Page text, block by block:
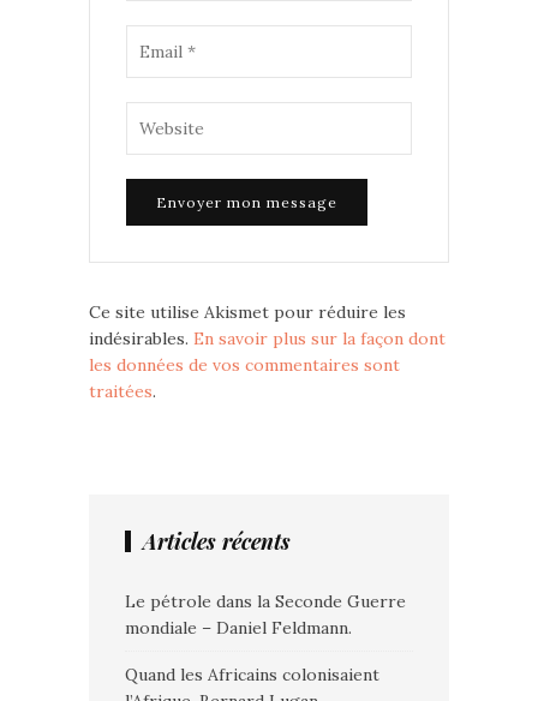
Ce site utilise Akismet pour réduire les
indésirables. En savoir plus sur la façon dont
les données de vos commentaires sont
traitées.
Articles récents
Le pétrole dans la Seconde Guerre
mondiale – Daniel Feldmann.
Quand les Africains colonisaient